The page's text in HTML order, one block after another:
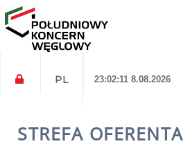
PL 23:02:11 8.08.2026
STREFA OFERENTA